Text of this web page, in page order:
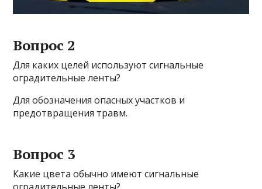
Вопрос 2
Для каких целей используют сигнальные
оградительные ленты?
Для обозначения опасных участков и
предотвращения травм.
Вопрос 3
Какие цвета обычно имеют сигнальные